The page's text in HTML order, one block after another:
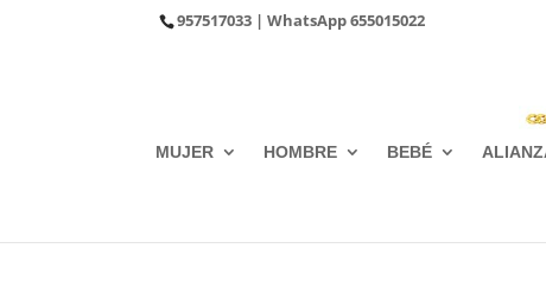
957517033 | WhatsApp655015022
MUJER HOMBRE BEBÉ